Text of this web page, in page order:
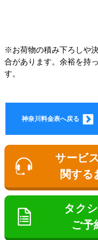
イ
メ
ン
※お荷物の積み下ろしや
合があります。余裕を持
す。
神奈川料金表へ戻る
サービ
関する
タク
ご予